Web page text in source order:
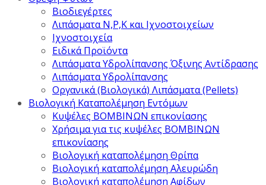
Βιοδιεγέρτες
Λιπάσματα Ν,Ρ,Κ και Ιχνοστοιχείων
Ιχνοστοιχεία
Ειδικά Προϊόντα
Λιπάσματα Υδρολίπανσης Όξινης Αντίδρασης
Λιπάσματα Υδρολίπανσης
Οργανικά (Βιολογικά) Λιπάσματα (Pellets)
Βιολογική Καταπολέμηση Εντόμων
Κυψέλες ΒΟΜΒΙΝΩΝ επικονίασης
Χρήσιμα για τις κυψέλες ΒΟΜΒΙΝΩΝ
επικονίασης
Βιολογική καταπολέμηση Θρίπα
Βιολογική καταπολέμηση Αλευρώδη
Βιολογική καταπολέμηση Αφίδων